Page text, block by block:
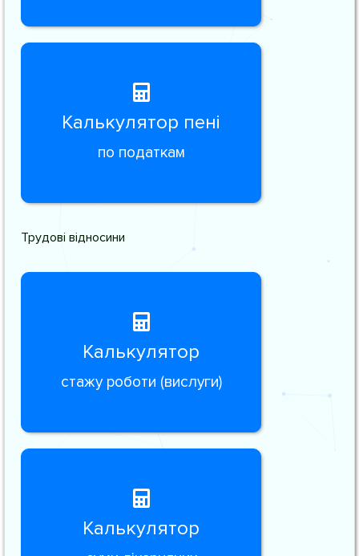
Калькулятор пені
по податкам
Трудові відносини
Калькулятор
стажу роботи (вислуги)
Калькулятор